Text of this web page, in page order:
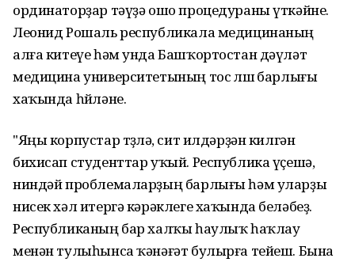
ординаторҙар тәүҙә ошо процедураны үткәйне.
Леонид Рошаль республикала медицинаның
алға китеүе һәм унда Башҡортостан дәүләт
медицина университетының тос өлөшө барлығы
хаҡында һөйләне.
"Яңы корпустар төҙөлә, сит илдәрҙән килгән
бихисап студенттар уҡый. Республика үҫешә,
ниндәй проблемаларҙың барлығы һәм уларҙы
нисек хәл итергә кәрәклеге хаҡында беләбеҙ.
Республиканың бар халҡы һаулыҡ һаҡлау
менән тулыһынса ҡәнәғәт булырға тейеш. Бына